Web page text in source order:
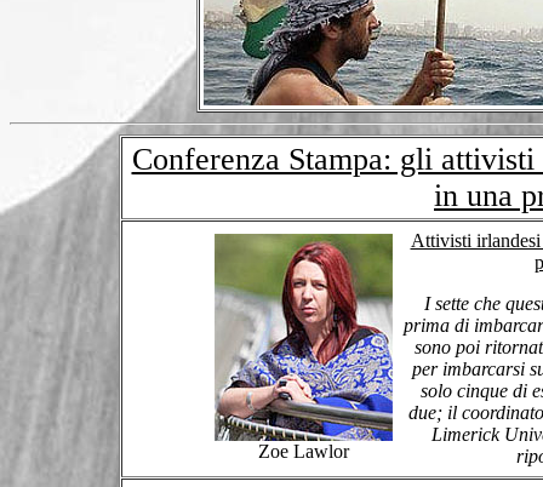
Conferenza Stampa: gli
in una
Zoe Lawlor
Attivisti
I sette che
prima di
sono poi
per imbarcarsi
solo cinque di
due; il
Limerick